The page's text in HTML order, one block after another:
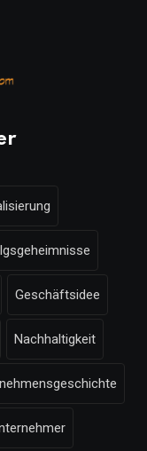
Geschäftsidee
Nachhaltigkeit